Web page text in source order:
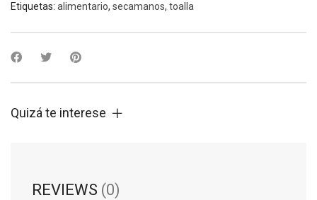
Etiquetas: alimentario, secamanos, toalla
Quizá te interese
REVIEWS (0)